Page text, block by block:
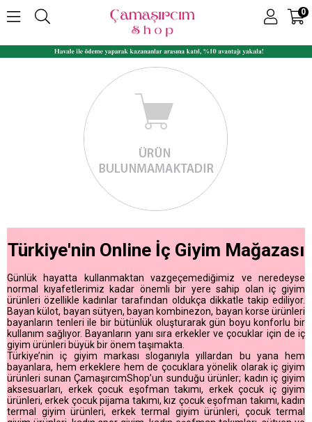
0
Türkiye'nin Online İç Giyim Mağazası
Günlük hayatta kullanmaktan vazgeçemediğimiz ve neredeyse
normal kıyafetlerimiz kadar önemli bir yere sahip olan iç giyim
ürünleri özellikle kadınlar tarafından oldukça dikkatle takip ediliyor.
Bayan külot, bayan sütyen, bayan kombinezon, bayan korse ürünleri
bayanların tenleri ile bir bütünlük oluşturarak gün boyu konforlu bir
kullanım sağlıyor. Bayanların yanı sıra erkekler ve çocuklar için de iç
giyim ürünleri büyük bir önem taşımakta.
Türkiye’nin iç giyim markası sloganıyla yıllardan bu yana hem
bayanlara, hem erkeklere hem de çocuklara yönelik olarak iç giyim
ürünleri sunan ÇamaşırcımShop’un sunduğu ürünler; kadın iç giyim
aksesuarları, erkek çocuk eşofman takımı, erkek çocuk iç giyim
ürünleri, erkek çocuk pijama takımı, kız çocuk eşofman takımı, kadın
termal giyim ürünleri, erkek termal giyim ürünleri, çocuk termal